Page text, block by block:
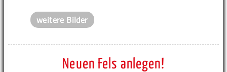
weitere Bilder
Neuen Fels anlegen!